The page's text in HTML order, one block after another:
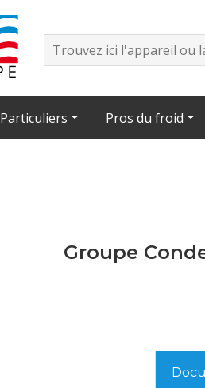
Particuliers Pros du froid
Groupe